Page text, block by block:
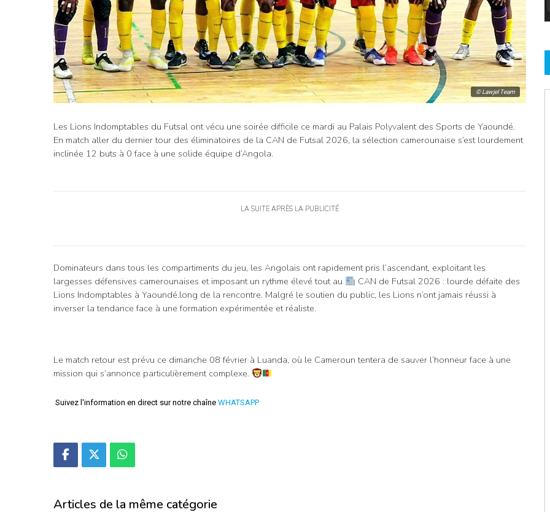
© Lawjel Team
Les Lions Indomptables du Futsal ont vécu une soirée difficile ce mardi au Palais Polyvalent des Sports de Yaoundé.
En match aller du dernier tour des éliminatoires de la CAN de Futsal 2026, la sélection camerounaise s’est lourdement
inclinée 12 buts à 0 face à une solide équipe d’Angola.
LA SUITE APRÈS LA PUBLICITÉ
Dominateurs dans tous les compartiments du jeu, les Angolais ont rapidement pris l’ascendant, exploitant les
largesses défensives camerounaises et imposant un rythme élevé tout au
CAN de Futsal 2026 : lourde défaite des
Lions Indomptables à Yaoundé.long de la rencontre. Malgré le soutien du public, les Lions n’ont jamais réussi à
inverser la tendance face à une formation expérimentée et réaliste.
Le match retour est prévu ce dimanche 08 février à Luanda, où le Cameroun tentera de sauver l’honneur face à une
mission qui s’annonce particulièrement complexe.
Suivez l'information en direct sur notre chaîne WHATSAPP
Articles de la même catégorie